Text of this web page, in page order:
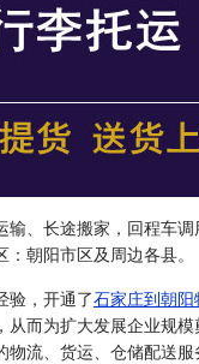
、长途搬家，回程车
朝阳市区及周边各县。
验，开通了石家庄到朝阳
而为扩大发展企业规
流、货运、仓储配送